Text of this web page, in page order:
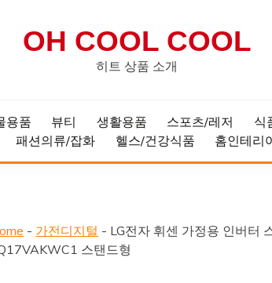
OH COOL COOL
히트 상품 소개
용품 뷰티 생활용품 스포츠/레저 식
패션의류/잡화
헬스/건강식품 홈인테리
- 가전디지털 - LG전자 휘센 가정용 인버터
스탠드형